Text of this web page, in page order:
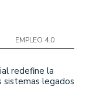
EMPLEO 4.0
redefine la
sistemas legados